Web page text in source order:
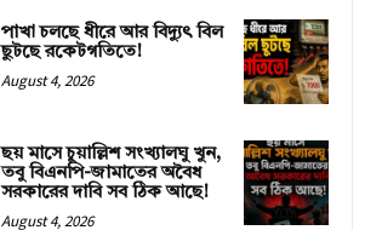
পাখা চলছে ধীরে আর বিদ্যুৎ বিল
ছুটছে রকেটগতিতে!
August 4, 2026
ছয় মাসে চুয়াল্লিশ সংখ্যালঘু খুন,
তবু বিএনপি-জামাতের অবৈধ
সরকারের দাবি সব ঠিক আছে!
August 4, 2026